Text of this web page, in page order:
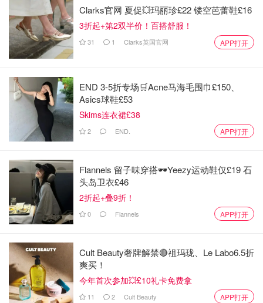
Clarks官网 夏促💥玛丽珍£22 镂空芭蕾鞋£16
3折起+第2双半价！百搭舒服！
31 1 Clarks英国官网 APP打开
END 3-5折专场🛒Acne马海毛围巾£150、
Asics球鞋£53
Skims连衣裙£38
2 END. APP打开
Flannels 留子味穿搭🕶️Yeezy运动鞋仅£19 石
头岛卫衣£46
2折起+叠9折！
0 Flannels APP打开
Cult Beauty奢牌解禁🔴祖玛珑、Le Labo6.5折
爽买！
今年首次参加💥£10礼卡免费拿
11 2 Cult Beauty APP打开